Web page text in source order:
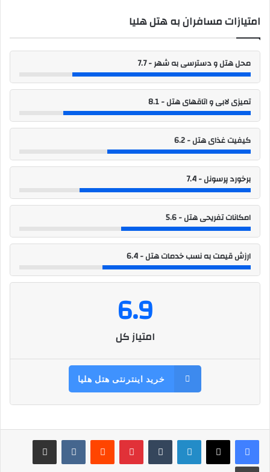
امتیازات مسافران به هتل هلیا
محل هتل و دسترسی به شهر - 7.7
تمیزی لابی و اتاقهای هتل - 8.1
کیفیت غذای هتل - 6.2
برخورد پرسونل - 7.4
امکانات تفریحی هتل - 5.6
ارزش قیمت به نسب خدمات هتل - 6.4
6.9
امتیاز کل
خرید اینترنتی هتل هلیا
لینکدین ‫تامبلر ‫پین‌ترست‫رددیت ‫VKontakteاشتراک گذاری از طریق ایمیل
چاپ